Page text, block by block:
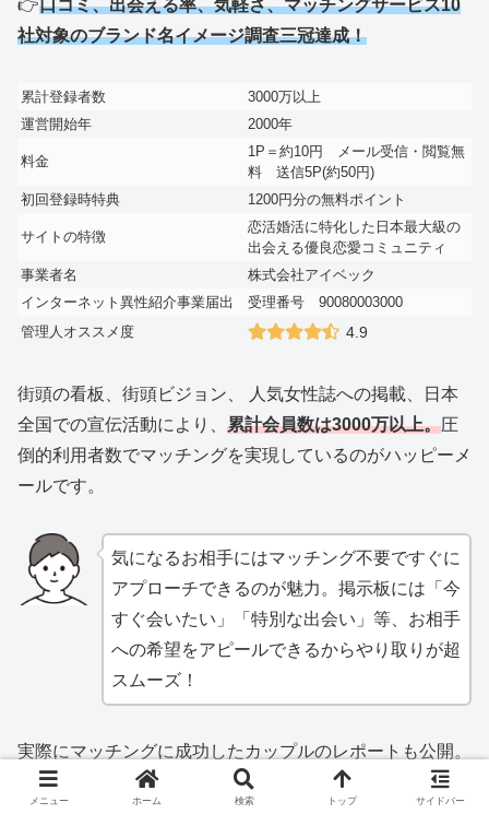
👉口コミ、出会える率、気軽さ、マッチングサービス10
社対象のブランド名イメージ調査三冠達成！
累計登録者数
3000万以上
運営開始年
2000年
料金
1P＝約10円 メール受信・閲覧無
料 送信5P(約50円)
初回登録時特典
1200円分の無料ポイント
サイトの特徴
恋活婚活に特化した日本最大級の
出会える優良恋愛コミュニティ
事業者名
株式会社アイベック
インターネット異性紹介事業届出
受理番号 90080003000
管理人オススメ度
4.9
街頭の看板、街頭ビジョン、 人気女性誌への掲載、日本
全国での宣伝活動により、 累計会員数は3000万以上。圧
倒的利用者数でマッチングを実現しているのがハッピーメ
ールです。
気になるお相手にはマッチング不要ですぐに
アプローチできるのが魅力。掲示板には「今
すぐ会いたい」「特別な出会い」等、お相手
への希望をアピールできるからやり取りが超
スムーズ！
実際にマッチングに成功したカップルのレポートも公開。
恋愛コラムが読めたり、定期開催の恋活・婚活パーティに
メニュー ホーム 検索 トップ サイドバー